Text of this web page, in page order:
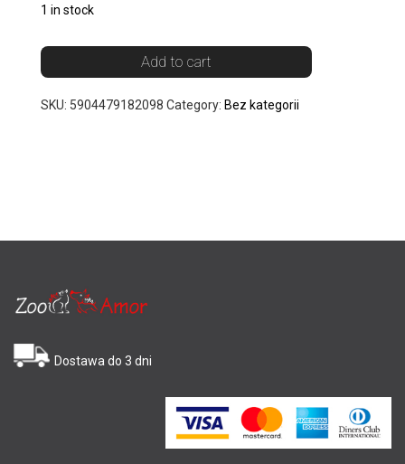
1 in stock
Add to cart
SKU: 5904479182098 Category: Bez kategorii
Dostawa do 3 dni